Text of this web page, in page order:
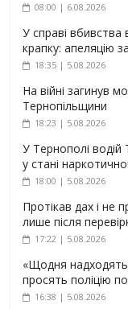
08:00 | 6.08.2026
У справі вбивства
крапку: апеляцію
18:35 | 5.08.2026
На війні загинув
Тернопільщини
18:23 | 5.08.2026
У Тернополі водій
у стані
18:00 | 5.08.2026
Протікав дах і не
лише після
17:22 | 5.08.2026
«Щодня надходять
просять поліцію
16:38 | 5.08.2026